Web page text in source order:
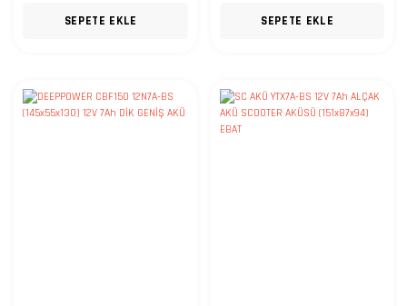
SEPETE EKLE SEPETE EKLE